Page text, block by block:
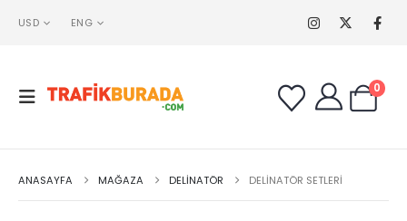
USD ENG
0
ANASAYFA MAĞAZA DELINATÖR DELINATÖR SETLERI